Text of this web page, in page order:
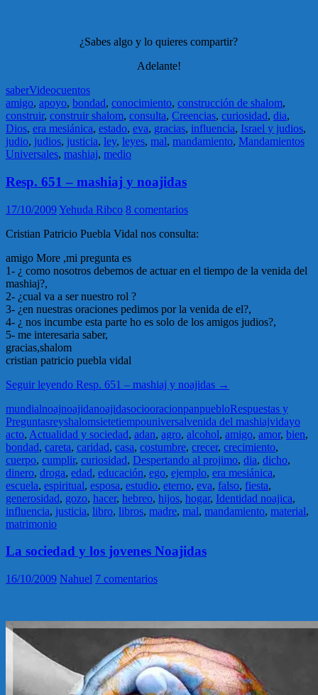
¿Sabes algo y lo quieres compartir?
Adelante!
saberVideocuentos
amigo, apoyo, bondad, conocimiento, construcción de shalom,
construir, construir shalom, consulta, Creencias, curiosidad, dia,
Dios, era mesiánica, estado, eva, gracias, influencia, Israel y judios,
judio, judios, justicia, ley, leyes, mal, mandamiento, Mandamientos
Universales, mashiaj, medio
Resp. 651 – mashiaj y noajidas
17/10/2009Yehuda Ribco 8 comentarios
Cristian Patricio Puebla Vidal nos consulta:
amigo More ,mi pregunta es
1- ¿ como nosotros debemos de actuar en el tiempo de la venida del
mashiaj?,
2- ¿cual va a ser nuestro rol ?
3- ¿en nuestras oraciones pedimos por la venida de el?,
4- ¿ nos incumbe esta parte ho es solo de los amigos judios?,
5- me interesaria saber,
gracias,shalom
cristian patricio puebla vidal
Seguir leyendo Resp. 651 – mashiaj y noajidas →
mundialnoajnoajidanoajidasociooracionpanpuebloRespuestas y
Preguntasreyshalomsietetiempouniversalvenida del mashiajvidayo
acto, Actualidad y sociedad, adan, agro, alcohol, amigo, amor, bien,
bondad, careta, caridad, casa, costumbre, crecer, crecimiento,
cuerpo, cumplir, curiosidad, Despertando al projimo, dia, dicho,
dinero, droga, edad, educación, ego, ejemplo, era mesiánica,
escuela, espiritual, esposa, estudio, eterno, eva, falso, fiesta,
generosidad, gozo, hacer, hebreo, hijos, hogar, Identidad noajica,
influencia, justicia, libro, libros, madre, mal, mandamiento, material,
matrimonio
La sociedad y los jovenes Noajidas
16/10/2009 Nahuel 7 comentarios